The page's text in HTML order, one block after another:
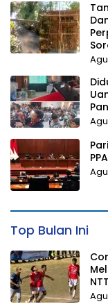
Top Bulan Ini